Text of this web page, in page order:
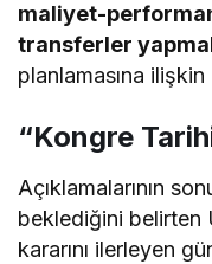
maliyet-
transferler
planlamasına
“Kongre
Açıklamalarının
beklediğini belirten
kararını ilerleyen